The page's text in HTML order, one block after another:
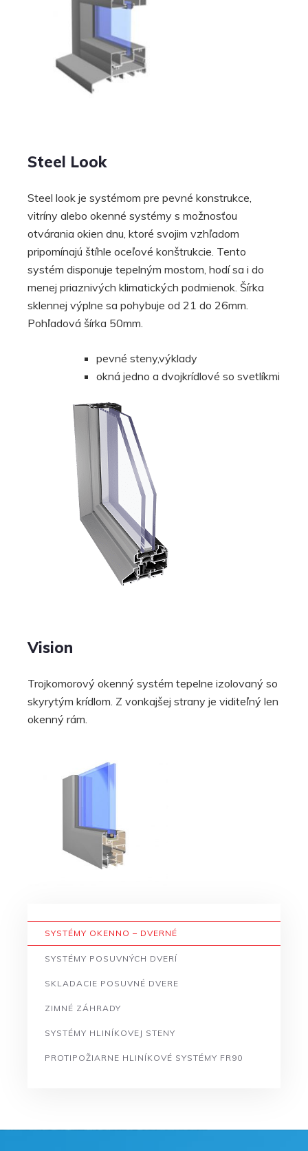
Steel Look
Steel look je systémom pre pevné konstrukce,
vitríny alebo okenné systémy s možnosťou
otvárania okien dnu, ktoré svojim vzhľadom
pripomínajú štíhle oceľové konštrukcie. Tento
systém disponuje tepelným mostom, hodí sa i do
menej priaznivých klimatických podmienok. Šírka
sklennej výplne sa pohybuje od 21 do 26mm.
Pohľadová šírka 50mm.
pevné steny,výklady
okná jedno a dvojkrídlové so svetlíkmi
Vision
Trojkomorový okenný systém tepelne izolovaný so
skyrytým krídlom. Z vonkajšej strany je viditeľný len
okenný rám.
SYSTÉMY OKENNO – DVERNÉ
SYSTÉMY POSUVNÝCH DVERÍ
SKLADACIE POSUVNÉ DVERE
ZIMNÉ ZÁHRADY
SYSTÉMY HLINÍKOVEJ STENY
PROTIPOŽIARNE HLINÍKOVÉ SYSTÉMY FR90